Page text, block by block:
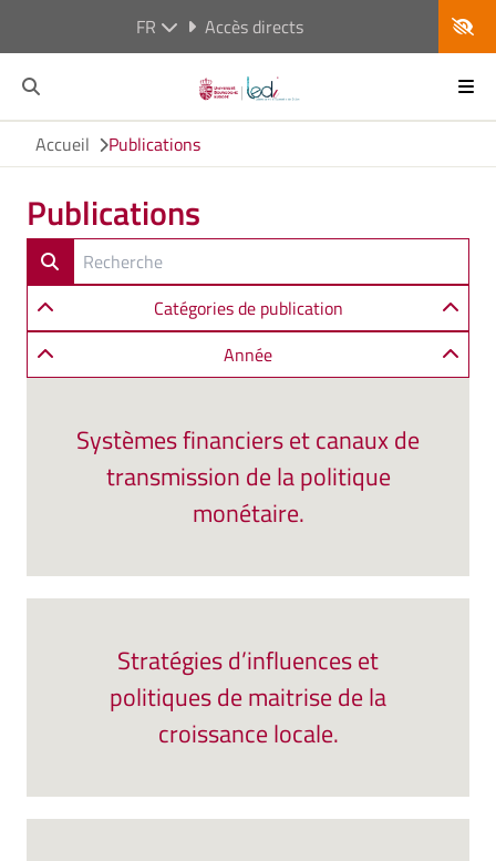
FR Accès directs
Accueil Publications
Publications
Catégories de publication
Année
Systèmes financiers et canaux de
transmission de la politique
monétaire.
Stratégies d’influences et
politiques de maitrise de la
croissance locale.